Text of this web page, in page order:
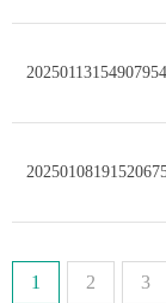
1
2
3